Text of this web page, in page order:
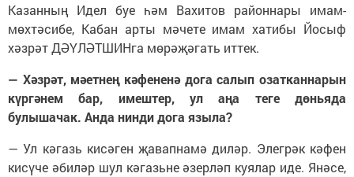
Казанның Идел буе һәм Вахитов районнары имам-
мөхтәсибе, Кабан арты мәчете имам хатибы Йосыф
хәзрәт ДӘҮЛӘТШИНга мөрәҗәгать иттек.
— Хәзрәт, мәетнең кәфененә дога салып озатканнарын
күргәнем бар, имештер, ул аңа теге дөньяда
булышачак. Анда нинди дога языла?
— Ул кәгазь кисәген җавапнамә диләр. Элегрәк кәфен
кисүче әбиләр шул кәгазьне әзерләп куялар иде. Янәсе,